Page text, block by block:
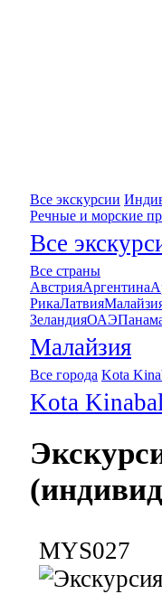
Все экскурсии
Речные и морские
Все
Все страны
АвстрияАргентина
РикаЛатвия
ЗеландияОАЭ
Малайзия
Все города Kota
Kota
MYS027